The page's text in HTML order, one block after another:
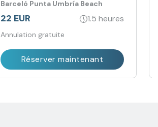
Barceló Punta Umbría Beach
Resort
22 EUR 1.5 heures
Annulation gratuite
Réserver maintenant